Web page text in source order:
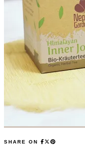
SHARE ON